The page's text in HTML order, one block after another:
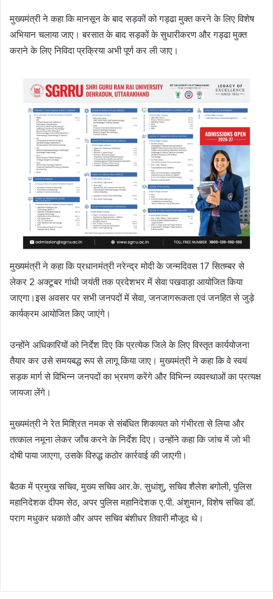
मुख्यमंत्री ने कहा कि मानसून के बाद सड़कों को गड्ढा मुक्त करने के लिए विशेष
अभियान चलाया जाए। बरसात के बाद सड़कों के सुधारीकरण और गड्ढा मुक्त
कराने के लिए निविदा प्रक्रिया अभी पूर्ण कर ली जाए।
मुख्यमंत्री ने कहा कि प्रधानमंत्री नरेन्द्र मोदी के जन्मदिवस 17 सितम्बर से
लेकर 2 अक्टूबर गांधी जयंती तक प्रदेशभर में सेवा पखवाड़ा आयोजित किया
जाएगा।इस अवसर पर सभी जनपदों में सेवा, जनजागरूकता एवं जनहित से जुड़े
कार्यक्रम आयोजित किए जाएंगे।
उन्होंने अधिकारियों को निर्देश दिए कि प्रत्येक जिले के लिए विस्तृत कार्ययोजना
तैयार कर उसे समयबद्ध रूप से लागू किया जाए। मुख्यमंत्री ने कहा कि वे स्वयं
सड़क मार्ग से विभिन्न जनपदों का भ्रमण करेंगे और विभिन्न व्यवस्थाओं का प्रत्यक्ष
जायजा लेंगे।
मुख्यमंत्री ने रेत मिश्रित नमक से संबंधित शिकायत को गंभीरता से लिया और
तत्काल नमूना लेकर जाँच करने के निर्देश दिए। उन्होंने कहा कि जांच में जो भी
दोषी पाया जाएगा, उसके विरुद्ध कठोर कार्रवाई की जाएगी।
बैठक में प्रमुख सचिव, मुख्य सचिव आर.के. सुधांशु, सचिव शैलेश बगोली, पुलिस
महानिदेशक दीपम सेठ, अपर पुलिस महानिदेशक ए.पी. अंशुमान, विशेष सचिव डॉ.
पराग मधुकर धकाते और अपर सचिव बंशीधर तिवारी मौजूद थे।